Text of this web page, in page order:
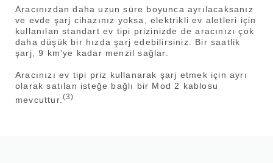
Aracınızdan daha uzun süre boyunca ayrılacaksanız
ve evde şarj cihazınız yoksa, elektrikli ev aletleri için
kullanılan standart ev tipi prizinizde de aracınızı çok
daha düşük bir hızda şarj edebilirsiniz. Bir saatlik
şarj, 9 km'ye kadar menzil sağlar.
Aracınızı ev tipi priz kullanarak şarj etmek için ayrı
olarak satılan isteğe bağlı bir Mod 2 kablosu
mevcuttur. (3)